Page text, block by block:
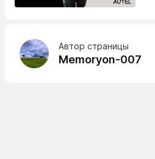
Автор страницы
Memoryon-007